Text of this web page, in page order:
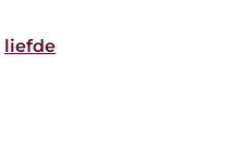
liefde